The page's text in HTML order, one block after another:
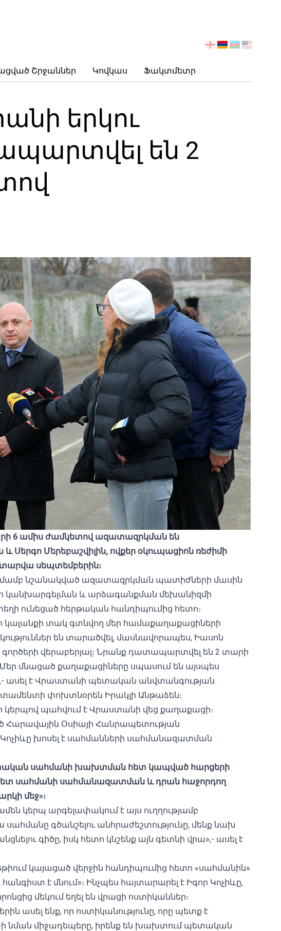
Շրջաններ Կովկաս Ֆակտմետր
აირჩიეთ
երկու
են 2
6 ամիս ժամկետով ազատազրկման են
Մերեբաշվիլին, ովքեր օկուպացիոն ռեժիմի
տարվա սեպտեմբերին։
նշանակված ազատազրկման պատիժների մասին
կանխարգելման և արձագանքման մեխանիզմի
ունեցած հերթական հանդիպումից հետո։
կալանքի տակ գտնվող մեր համաքաղաքացիների
են տարածվել, մասնավորապես, Իասոն
գործերի վերաբերյալ։ Նրանք դատապարտվել են 2 տարի
մնացած քաղաքացիները սպասում են այսպես
ասել է Վրաստանի պետական ​​անվտանգության
փոխտնօրեն Իրակլի Անթաձեն։
կերպով պահվում է Վրաստանի վեց քաղաքացի։
Հարավային Օսիայի Հանրապետության
խոսել է սահմանների սահմանազատման
​​սահմանի խախտման հետ կապված հարցերի
հետ սահմանի սահմանազատման և դրան հաջորդող
մեջ»։
կերպ արգելափակում է այս ուղղությամբ
գծանշելու անհրաժեշտությունը, մենք նախ
գիծը, իսկ հետո կնշենք այն գետնի վրա»,- ասել է
կայացած վերջին հանդիպումից հետո «սահմանին»
է մնում»։ Ինչպես հայտարարել է Իգոր Կոչիևը,
մեկում եղել են վրացի ոստիկաններ։
ասել ենք, որ ոստիկանությունը, որը պետք է
նման միջադեպերը, իրենք են խախտում պետական